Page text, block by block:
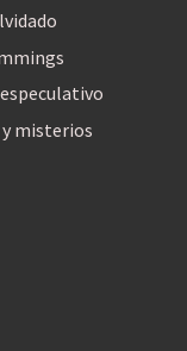
y misterios